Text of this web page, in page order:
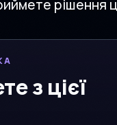
рішення
з цієї